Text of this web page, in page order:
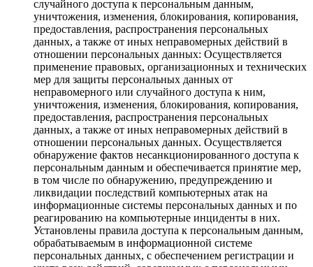
случайного доступа к персональным данным,
уничтожения, изменения, блокирования, копирования,
предоставления, распространения персональных
данных, а также от иных неправомерных действий в
отношении персональных данных: Осуществляется
применение правовых, организационных и технических
мер для защиты персональных данных от
неправомерного или случайного доступа к ним,
уничтожения, изменения, блокирования, копирования,
предоставления, распространения персональных
данных, а также от иных неправомерных действий в
отношении персональных данных. Осуществляется
обнаружение фактов несанкционированного доступа к
персональным данным и обеспечивается принятие мер,
в том числе по обнаружению, предупреждению и
ликвидации последствий компьютерных атак на
информационные системы персональных данных и по
реагированию на компьютерные инциденты в них.
Установлены правила доступа к персональным данным,
обрабатываемым в информационной системе
персональных данных, с обеспечением регистрации и